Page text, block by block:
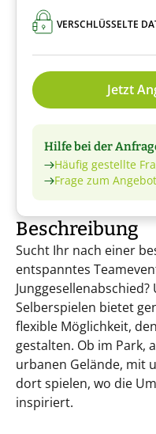
VERSCHLÜSSELTE
Jetzt
Hilfe bei der
Häufig gestellte
Frage zum
Beschreibung
Sucht Ihr nach einer
entspanntes
Selberspielen bietet
flexible Möglichkeit,
gestalten. Ob im Park,
urbanen Gelände, mit
dort spielen, wo die
inspiriert.